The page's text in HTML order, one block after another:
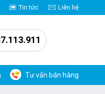
Tin tức Liên hệ
Tư vấn bán hàng